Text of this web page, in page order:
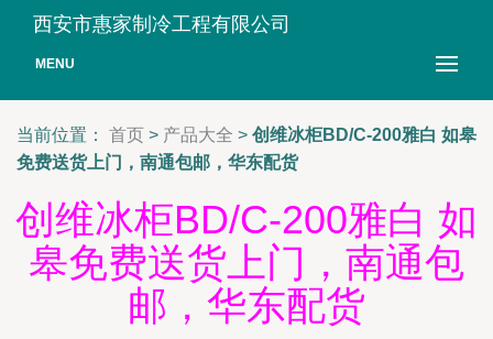
西安市惠家制冷工程有限公司
MENU
当前位置： 首页 > 产品大全 > 创维冰柜BD/C-200雅白 如皋
免费送货上门，南通包邮，华东配货
创维冰柜BD/C-200雅白 如
皋免费送货上门，南通包
邮，华东配货